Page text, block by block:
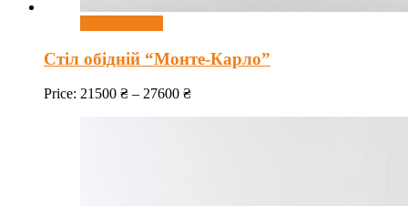
Стіл обідній “Монте-Карло”
Price: 21500 ₴ – 27600 ₴